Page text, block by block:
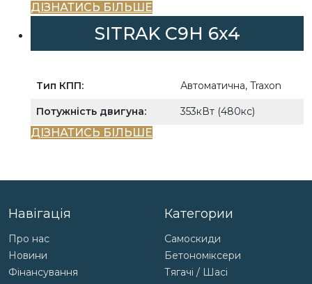
ДІЗНАТИСЬ БІЛЬШЕ
SITRAK С9H 6x4
Тип КПП: Автоматична, Traxon
Потужність двигуна: 353кВт (480кс)
ДІЗНАТИСЬ БІЛЬШЕ
Навігація
Про нас
Новини
Фінансування
Категории
Самоскиди
Бетономіксери
Тягачі / Шасі